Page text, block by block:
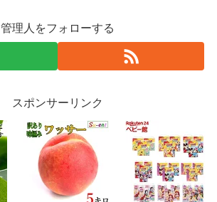
管理人をフォローする
スポンサーリンク